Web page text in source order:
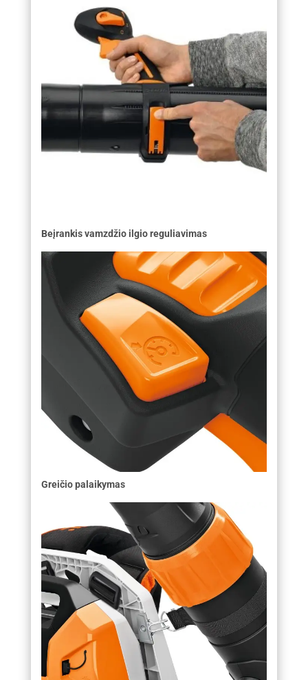
Beįrankis vamzdžio ilgio reguliavimas
Greičio palaikymas